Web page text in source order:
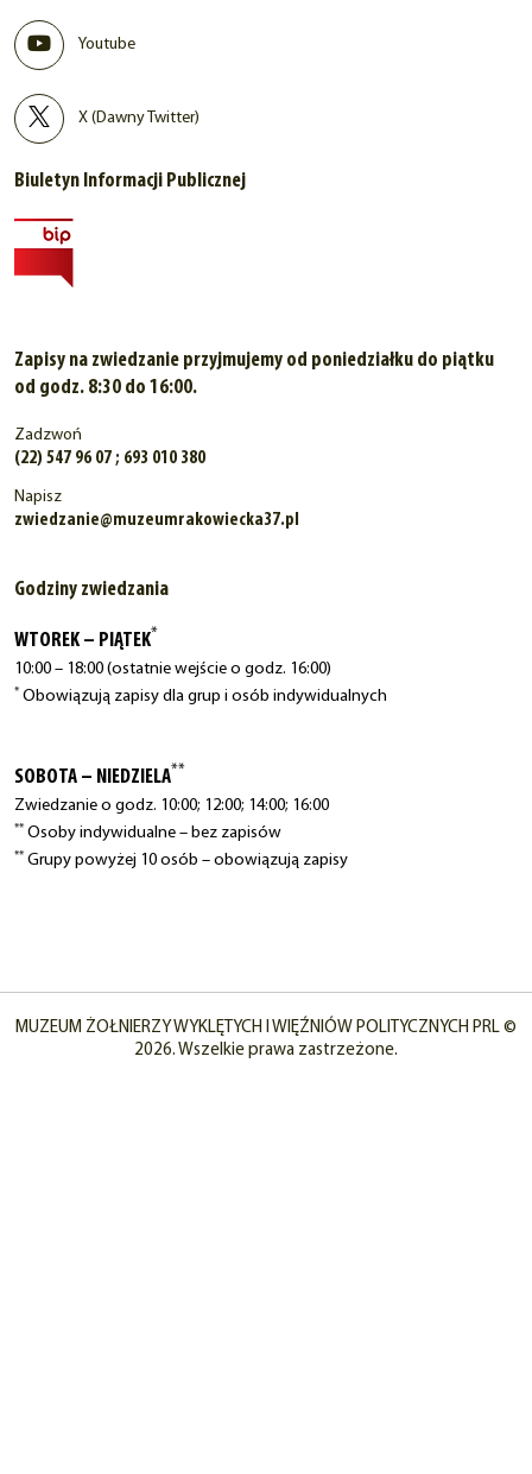
Youtube
X (Dawny Twitter)
Biuletyn Informacji Publicznej
Zapisy na zwiedzanie przyjmujemy od poniedziałku do piątku
od godz. 8:30 do 16:00.
Zadzwoń
(22) 547 96 07 ; 693 010 380
Napisz
zwiedzanie@muzeumrakowiecka37.pl
Godziny zwiedzania
WTOREK – PIĄTEK*
10:00 – 18:00 (ostatnie wejście o godz. 16:00)
* Obowiązują zapisy dla grup i osób indywidualnych
SOBOTA – NIEDZIELA**
Zwiedzanie o godz. 10:00; 12:00; 14:00; 16:00
** Osoby indywidualne – bez zapisów
** Grupy powyżej 10 osób – obowiązują zapisy
MUZEUM ŻOŁNIERZY WYKLĘTYCH I WIĘŹNIÓW POLITYCZNYCH PRL ©
2026. Wszelkie prawa zastrzeżone.